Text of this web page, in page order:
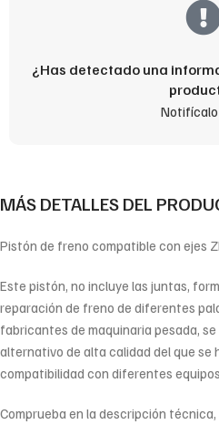
¿Has detectado una
MÁS DETALLES DEL
Pistón de freno compatible con ejes
Este pistón, no incluye las juntas,
reparación de freno de diferentes
fabricantes de maquinaria pesada,
alternativo de alta calidad del que se
compatibilidad con diferentes
Comprueba en la descripción